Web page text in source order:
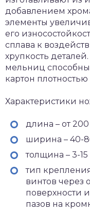
добавлением
элементы
его
сплава к
хрупкость
мельниц
картон плотностью
Характеристики
длина – от
ширина – 40-
толщина – 3-
тип
винтов через
поверхности
пазов на